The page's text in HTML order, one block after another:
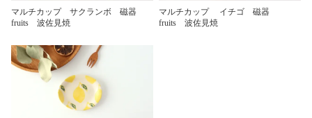
マルチカップ サクランボ 磁器
fruits 波佐見焼
マルチカップ イチゴ 磁器
fruits 波佐見焼